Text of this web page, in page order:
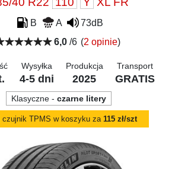
B A
73dB
6,0/6 (2 opinie)
Wysyłka
4-5 dni
Produkcja
2025
Transport
GRATIS
Klasyczne - czarne litery
czujnik TPMS w koszyku za 115 zł/szt